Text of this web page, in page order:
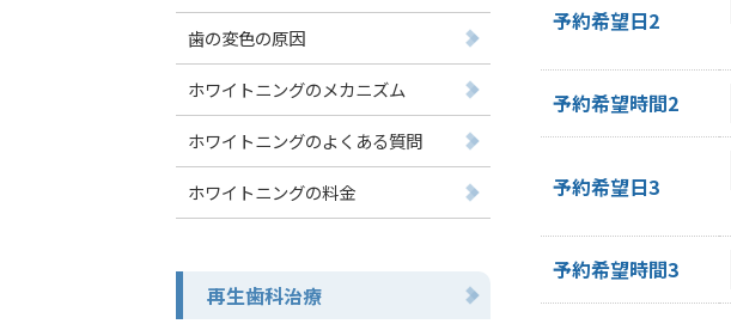
予約希望日2
予約希望時間2
予約希望日3
予約希望時間3
歯の変色の原因
ホワイトニングのメカニズム
ホワイトニングのよくある質問
ホワイトニングの料金
再生歯科治療